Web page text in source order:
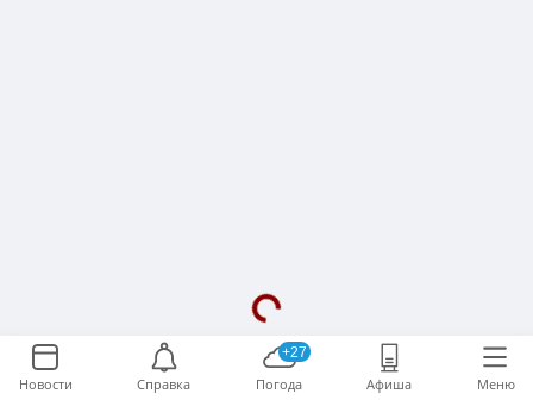
Новости Справка
+27
Погода Афиша Меню